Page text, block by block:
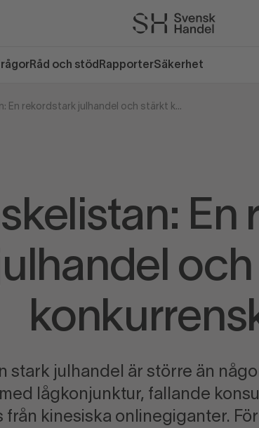
Råd och stöd RapporterSäkerhet
På önskelistan: En rekordstark julhandel och stärkt konkurrenskraft
stark julhandel är större än
lågkonjunktur, fallande
från kinesiska onlinegiganter.